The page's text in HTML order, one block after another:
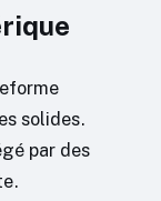
solides.
par des